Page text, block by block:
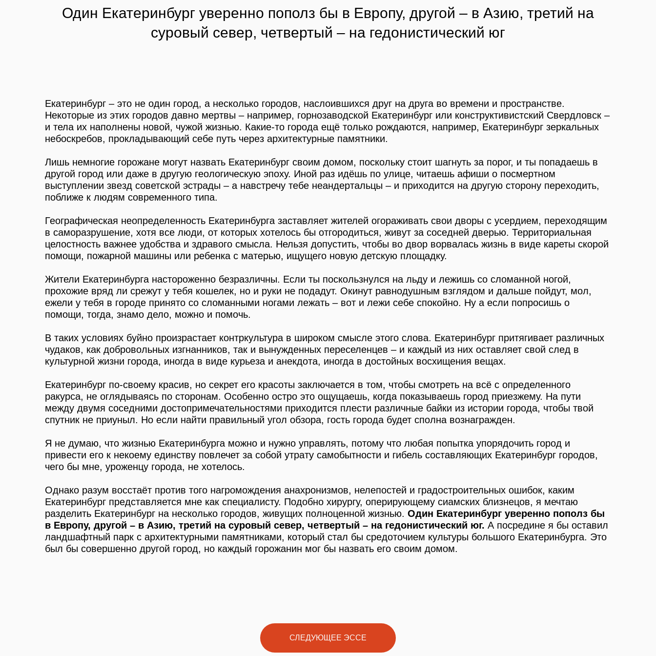
Один Екатеринбург уверенно пополз бы в Европу, другой – в Азию, третий на
суровый север, четвертый – на гедонистический юг
Екатеринбург – это не один город, а несколько городов, наслоившихся друг на друга во времени и пространстве.
Некоторые из этих городов давно мертвы – например, горнозаводской Екатеринбург или конструктивистский Свердловск –
и тела их наполнены новой, чужой жизнью. Какие-то города ещё только рождаются, например, Екатеринбург зеркальных
небоскребов, прокладывающий себе путь через архитектурные памятники.
Лишь немногие горожане могут назвать Екатеринбург своим домом, поскольку стоит шагнуть за порог, и ты попадаешь в
другой город или даже в другую геологическую эпоху. Иной раз идёшь по улице, читаешь афиши о посмертном
выступлении звезд советской эстрады – а навстречу тебе неандертальцы – и приходится на другую сторону переходить,
поближе к людям современного типа.
Географическая неопределенность Екатеринбурга заставляет жителей огораживать свои дворы с усердием, переходящим
в саморазрушение, хотя все люди, от которых хотелось бы отгородиться, живут за соседней дверью. Территориальная
целостность важнее удобства и здравого смысла. Нельзя допустить, чтобы во двор ворвалась жизнь в виде кареты скорой
помощи, пожарной машины или ребенка с матерью, ищущего новую детскую площадку.
Жители Екатеринбурга настороженно безразличны. Если ты поскользнулся на льду и лежишь со сломанной ногой,
прохожие вряд ли срежут у тебя кошелек, но и руки не подадут. Окинут равнодушным взглядом и дальше пойдут, мол,
ежели у тебя в городе принято со сломанными ногами лежать – вот и лежи себе спокойно. Ну а если попросишь о
помощи, тогда, знамо дело, можно и помочь.
В таких условиях буйно произрастает контркультура в широком смысле этого слова. Екатеринбург притягивает различных
чудаков, как добровольных изгнанников, так и вынужденных переселенцев – и каждый из них оставляет свой след в
культурной жизни города, иногда в виде курьеза и анекдота, иногда в достойных восхищения вещах.
Екатеринбург по-своему красив, но секрет его красоты заключается в том, чтобы смотреть на всё с определенного
ракурса, не оглядываясь по сторонам. Особенно остро это ощущаешь, когда показываешь город приезжему. На пути
между двумя соседними достопримечательностями приходится плести различные байки из истории города, чтобы твой
спутник не приуныл. Но если найти правильный угол обзора, гость города будет сполна вознагражден.
Я не думаю, что жизнью Екатеринбурга можно и нужно управлять, потому что любая попытка упорядочить город и
привести его к некоему единству повлечет за собой утрату самобытности и гибель составляющих Екатеринбург городов,
чего бы мне, уроженцу города, не хотелось.
Однако разум восстаёт против того нагромождения анахронизмов, нелепостей и градостроительных ошибок, каким
Екатеринбург представляется мне как специалисту. Подобно хирургу, оперирующему сиамских близнецов, я мечтаю
разделить Екатеринбург на несколько городов, живущих полноценной жизнью. Один Екатеринбург уверенно пополз бы
в Европу, другой – в Азию, третий на суровый север, четвертый – на гедонистический юг. А посредине я бы оставил
ландшафтный парк с архитектурными памятниками, который стал бы средоточием культуры большого Екатеринбурга. Это
был бы совершенно другой город, но каждый горожанин мог бы назвать его своим домом.
СЛЕДУЮЩЕЕ ЭССЕ